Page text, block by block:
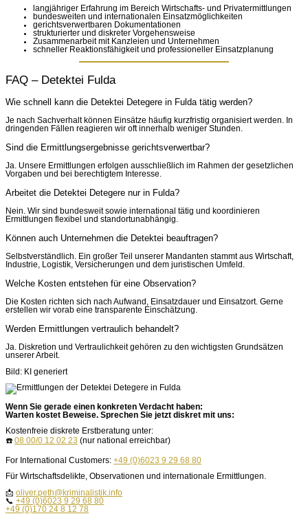
langjähriger Erfahrung im Bereich Wirtschafts- und Privatermittlungen
bundesweiten und internationalen Einsatzmöglichkeiten
gerichtsverwertbaren Dokumentationen
strukturierter und diskreter Vorgehensweise
Zusammenarbeit mit Kanzleien und Unternehmen
schneller Reaktionsfähigkeit und professioneller Einsatzplanung
FAQ – Detektei Fulda
Wie schnell kann die Detektei Detegere in Fulda tätig werden?
Je nach Sachverhalt können Einsätze häufig kurzfristig organisiert werden. In
dringenden Fällen reagieren wir oft innerhalb weniger Stunden.
Sind die Ermittlungsergebnisse gerichtsverwertbar?
Ja. Unsere Ermittlungen erfolgen ausschließlich im Rahmen der gesetzlichen
Vorgaben und bei berechtigtem Interesse.
Arbeitet die Detektei Detegere nur in Fulda?
Nein. Wir sind bundesweit sowie international tätig und koordinieren
Ermittlungen flexibel und standortunabhängig.
Können auch Unternehmen die Detektei beauftragen?
Selbstverständlich. Ein großer Teil unserer Mandanten stammt aus Wirtschaft,
Industrie, Logistik, Versicherungen und dem juristischen Umfeld.
Welche Kosten entstehen für eine Observation?
Die Kosten richten sich nach Aufwand, Einsatzdauer und Einsatzort. Gerne
erstellen wir vorab eine transparente Einschätzung.
Werden Ermittlungen vertraulich behandelt?
Ja. Diskretion und Vertraulichkeit gehören zu den wichtigsten Grundsätzen
unserer Arbeit.
Bild: KI generiert
Wenn Sie gerade einen konkreten Verdacht haben:
Warten kostet Beweise. Sprechen Sie jetzt diskret mit uns:
Kostenfreie diskrete Erstberatung unter:
☎️ 08 00/0 12 02 23 (nur national erreichbar)
For International Customers: +49 (0)6023 9 29 68 80
Für Wirtschaftsdelikte, Observationen und internationale Ermittlungen.
📩 oliver.peth@kriminalistik.info
📞 +49 (0)6023 9 29 68 80
+49 (0)170 24 8 12 78